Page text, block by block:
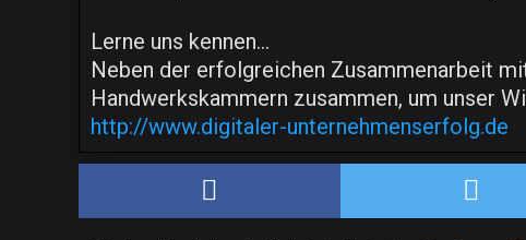
Lerne uns kennen...
Neben der erfolgreichen Zusammenarbeit
Handwerkskammern zusammen, um unser
http://www.digitaler-unternehmenserfolg.de